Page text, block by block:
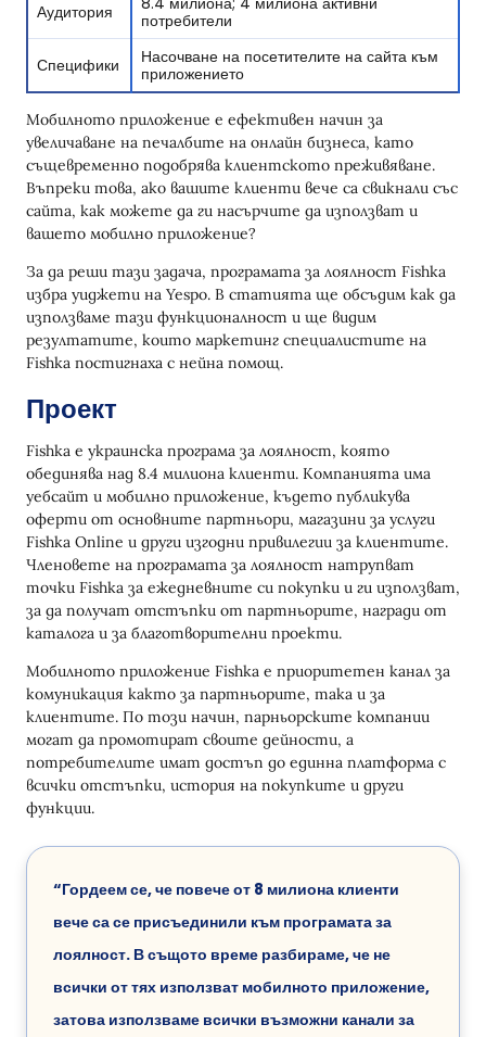
Аудитория
потребители
Специфики
Насочване на посетителите на сайта към
приложението
Мобилното приложение е ефективен начин за
увеличаване на печалбите на онлайн бизнеса, като
същевременно подобрява клиентското преживяване.
Въпреки това, ако вашите клиенти вече са свикнали със
сайта, как можете да ги насърчите да използват и
вашето мобилно приложение?
За да реши тази задача, програмата за лоялност Fishka
избра уиджети на Yespo. В статията ще обсъдим как да
използваме тази функционалност и ще видим
резултатите, които маркетинг специалистите на
Fishka постигнаха с нейна помощ.
Проект
Fishka е украинска програма за лоялност, която
обединява над 8.4 милиона клиенти. Компанията има
уебсайт и мобилно приложение, където публикува
оферти от основните партньори, магазини за услуги
Fishka Online и други изгодни привилегии за клиентите.
Членовете на програмата за лоялност натрупват
точки Fishka за ежедневните си покупки и ги използват,
за да получат отстъпки от партньорите, награди от
каталога и за благотворителни проекти.
Мобилното приложение Fishka е приоритетен канал за
комуникация както за партньорите, така и за
клиентите. По този начин, парньорските компании
могат да промотират своите дейности, а
потребителите имат достъп до единна платформа с
всички отстъпки, история на покупките и други
функции.
“Гордеем се, че повече от 8 милиона клиенти
вече са се присъединили към програмата за
лоялност. В същото време разбираме, че не
всички от тях използват мобилното приложение,
затова използваме всички възможни канали за